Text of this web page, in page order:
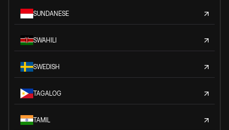
SUNDANESE
SWAHILI
SWEDISH
TAGALOG
TAMIL